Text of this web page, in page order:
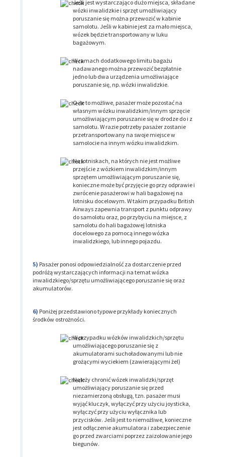
Jeśli jest wystarczająco dużo miejsca, składane
wózki inwalidzkie i sprzęt umożliwiający
poruszanie się można przewozić w kabinie
samolotu. Jeśli w kabinie jest za mało miejsca,
wózek będzie transportowany w luku
bagażowym.
W ramach dodatkowego limitu bagażu
nadawanego można przewozić bezpłatnie
jedno lub dwa urządzenia umożliwiające
poruszanie się, np. wózki inwalidzkie.
O ile to możliwe, pasażer może pozostać na
własnym wózku inwalidzkim/innym sprzęcie
umożliwiającym poruszanie się w drodze do i z
samolotu. W razie potrzeby pasażer zostanie
przetransportowany na swoje miejsce w
samolocie na innym wózku inwalidzkim.
Na lotniskach, na których nie jest możliwe
przejście z wózkiem inwalidzkim/innym
sprzętem umożliwiającym poruszanie się,
konieczne może być przyjęcie go przy odprawie i
zwrócenie pasażerowi w hali bagażowej na
lotnisku docelowym. W takim przypadku British
Airways zapewnia transport z punktu odprawy
do samolotu oraz, po przybyciu na miejsce, z
samolotu do hali bagażowej lotniska
docelowego za pomocą innego wózka
inwalidzkiego, lub innego pojazdu.
Pasażer ponosi odpowiedzialność za dostarczenie przed
podróżą wystarczających informacji na temat wózka
inwalidzkiego/sprzętu umożliwiającego poruszanie się oraz
akumulatorów.
Poniżej przedstawiono typowe przykłady koniecznych
środków ostrożności.
W przypadku wózków inwalidzkich/sprzętu
umożliwiającego poruszanie się z
akumulatorami suchoładowanymi lub nie
grożącymi wyciekiem (zawierającymi żel)
Należy chronić wózek inwalidzki/sprzęt
umożliwiający poruszanie się przed
niezamierzoną obsługą, tzn. pasażer musi
wyjąć kluczyk, wyłączyć przy użyciu joysticka,
wyłączyć przy użyciu wyłącznika lub
przycisków. Jeśli jest to niemożliwe, konieczne
jest odłączenie akumulatora i zabezpieczenie
go przed zwarciami poprzez zaizolowanie jego
biegunów.